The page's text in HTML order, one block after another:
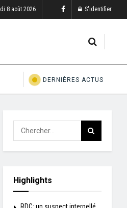
8 août 2026 S'identifier
DERNIÈRES ACTUS
Highlights